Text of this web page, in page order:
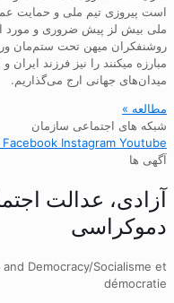
است پیروزی تیم ملی و حمایت
ملی بیش لز پیش ضروری و مورد
روشنفکران میهن تحت ستم‌مان
مبارزه میکنند را نیز فرزند ایران
میدان‌های جهانی ارج می‌گذاریم.
مطالعه »
شبکه های اجتماعی سازمان
Facebook Instagram Youtube
آگهی ها
آزادی، عدالت
دموکراسی
Democracy/Socialisme et
démocratie